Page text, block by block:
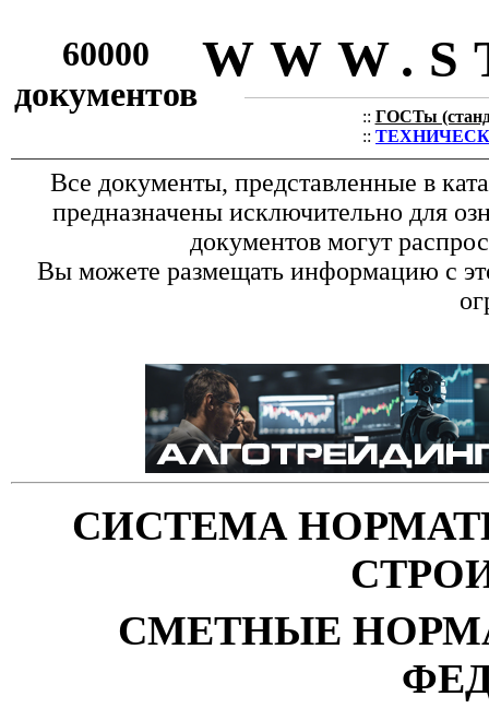
60000
документов
:: ГОСТы
::
Все документы, представленные в
предназначены исключительно для
документов могут
Вы можете размещать информацию с
СИСТЕМА
СМЕТНЫЕ